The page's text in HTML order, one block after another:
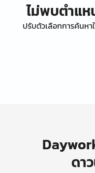
ไม่พบตำแ
ปรับตัวเลือกการค้นห
ดา